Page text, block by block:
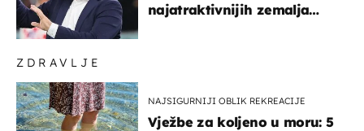
ZDRAVLJE
NAJSIGURNIJI OBLIK REKREACIJE
Vježbe za koljeno u moru: 5
najatraktivnijih zemalja